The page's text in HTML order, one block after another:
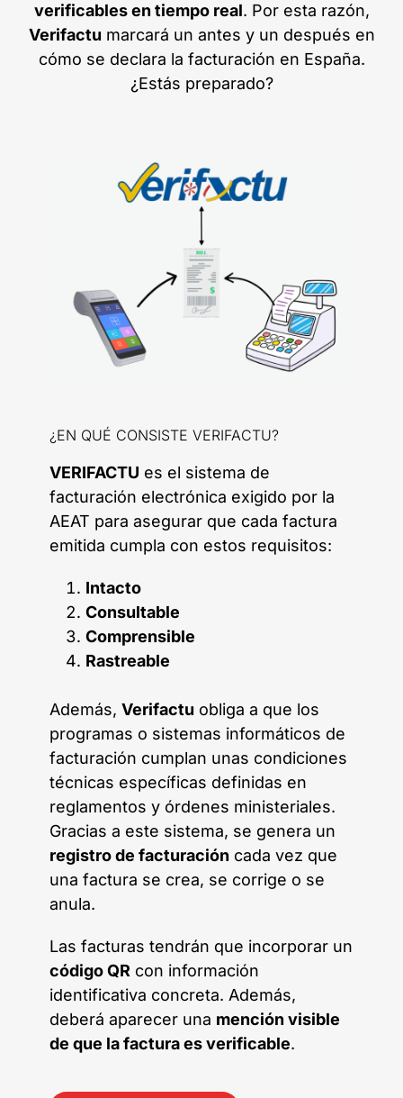
verificables en tiempo real. Por esta razón,
Verifactu marcará un antes y un después en
cómo se declara la facturación en España.
¿Estás preparado?
¿EN QUÉ CONSISTE VERIFACTU?
VERIFACTU es el sistema de
facturación electrónica exigido por la
AEAT para asegurar que cada factura
emitida cumpla con estos requisitos:
Intacto
Consultable
Comprensible
Rastreable
Además, Verifactu obliga a que los
programas o sistemas informáticos de
facturación cumplan unas condiciones
técnicas específicas definidas en
reglamentos y órdenes ministeriales.
Gracias a este sistema, se genera un
registro de facturación cada vez que
una factura se crea, se corrige o se
anula.
Las facturas tendrán que incorporar un
código QR con información
identificativa concreta. Además,
deberá aparecer una mención visible
de que la factura es verificable.